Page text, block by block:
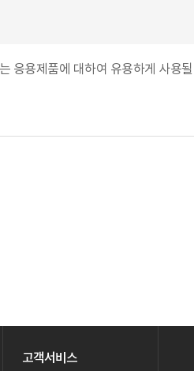
응용제품에 대하여 유용하게 사용
고객서비스